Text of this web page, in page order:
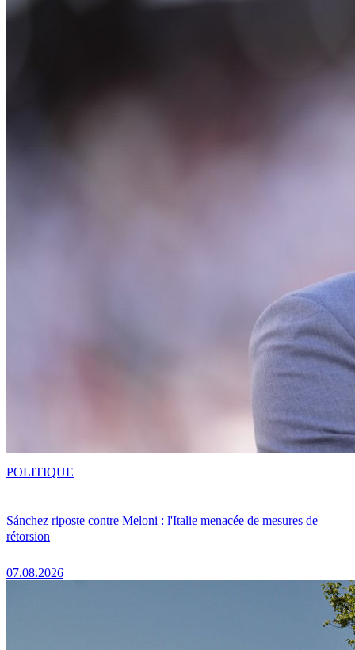
Sánchez riposte contre Meloni : l'Italie menacée de mesures de
rétorsion
07.08.2026
POLITIQUE